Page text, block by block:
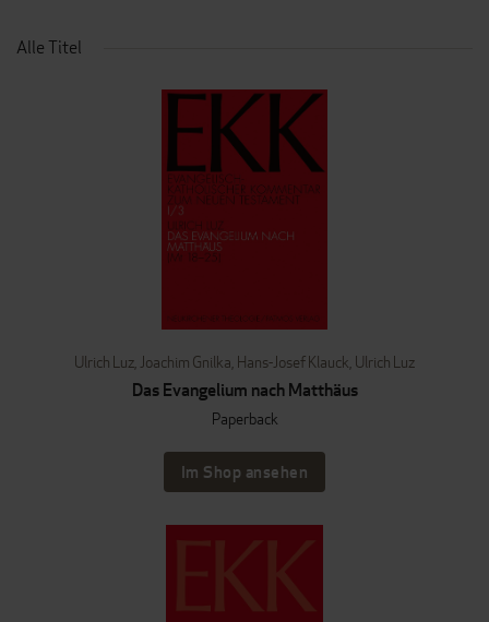
Alle Titel
Ulrich Luz, Joachim Gnilka, Hans-Josef Klauck, Ulrich Luz
Das Evangelium nach Matthäus
Paperback
Im Shop ansehen